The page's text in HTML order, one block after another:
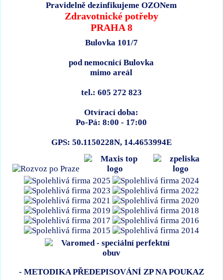
Pravidelně dezinfikujeme OZONem
Zdravotnické potřeby
PRAHA 8
Bulovka 101/7
pod nemocnicí Bulovka
mimo areál
tel.: 605 272 823
Otvírací doba:
Po-Pá: 8:00 - 17:00
GPS: 50.1150228N, 14.4653994E
- METODIKA PŘEDEPISOVÁNÍ ZP NA POUKAZ